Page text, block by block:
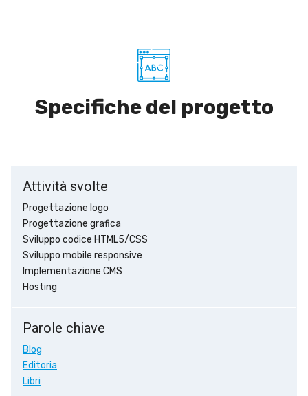
Specifiche del progetto
Attività svolte
Progettazione logo
Progettazione grafica
Sviluppo codice HTML5/CSS
Sviluppo mobile responsive
Implementazione CMS
Hosting
Parole chiave
Blog
Editoria
Libri